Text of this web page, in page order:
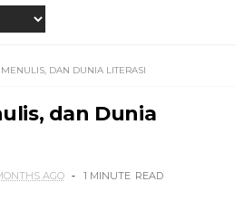
DAN DUNIA LITERASI
dan Dunia
AGO 1 MINUTE READ